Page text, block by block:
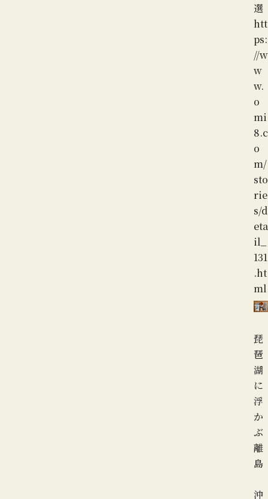
選
htt
ps:
//w
w
w.
o
mi
8.c
o
m/
sto
rie
s/d
eta
il_
131
.ht
ml
琵
琶
湖
に
浮
か
ぶ
離
島
沖